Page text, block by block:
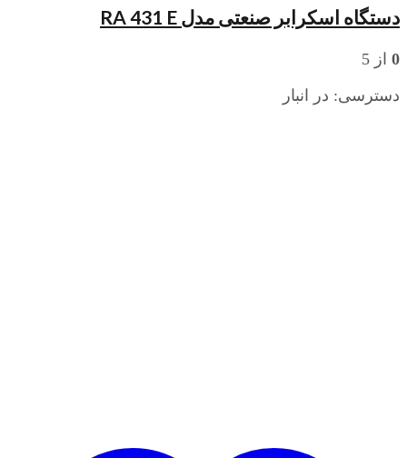
دستگاه اسکرابر صنعتی مدل RA 431 E
0 از 5
دسترسی: در انبار